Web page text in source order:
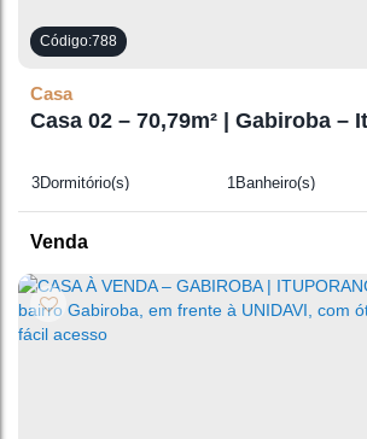
788
Casa 02 – 70,79m² | Gabiroba –
Casa
3 Dormitório(s) 1 Banheiro(s)